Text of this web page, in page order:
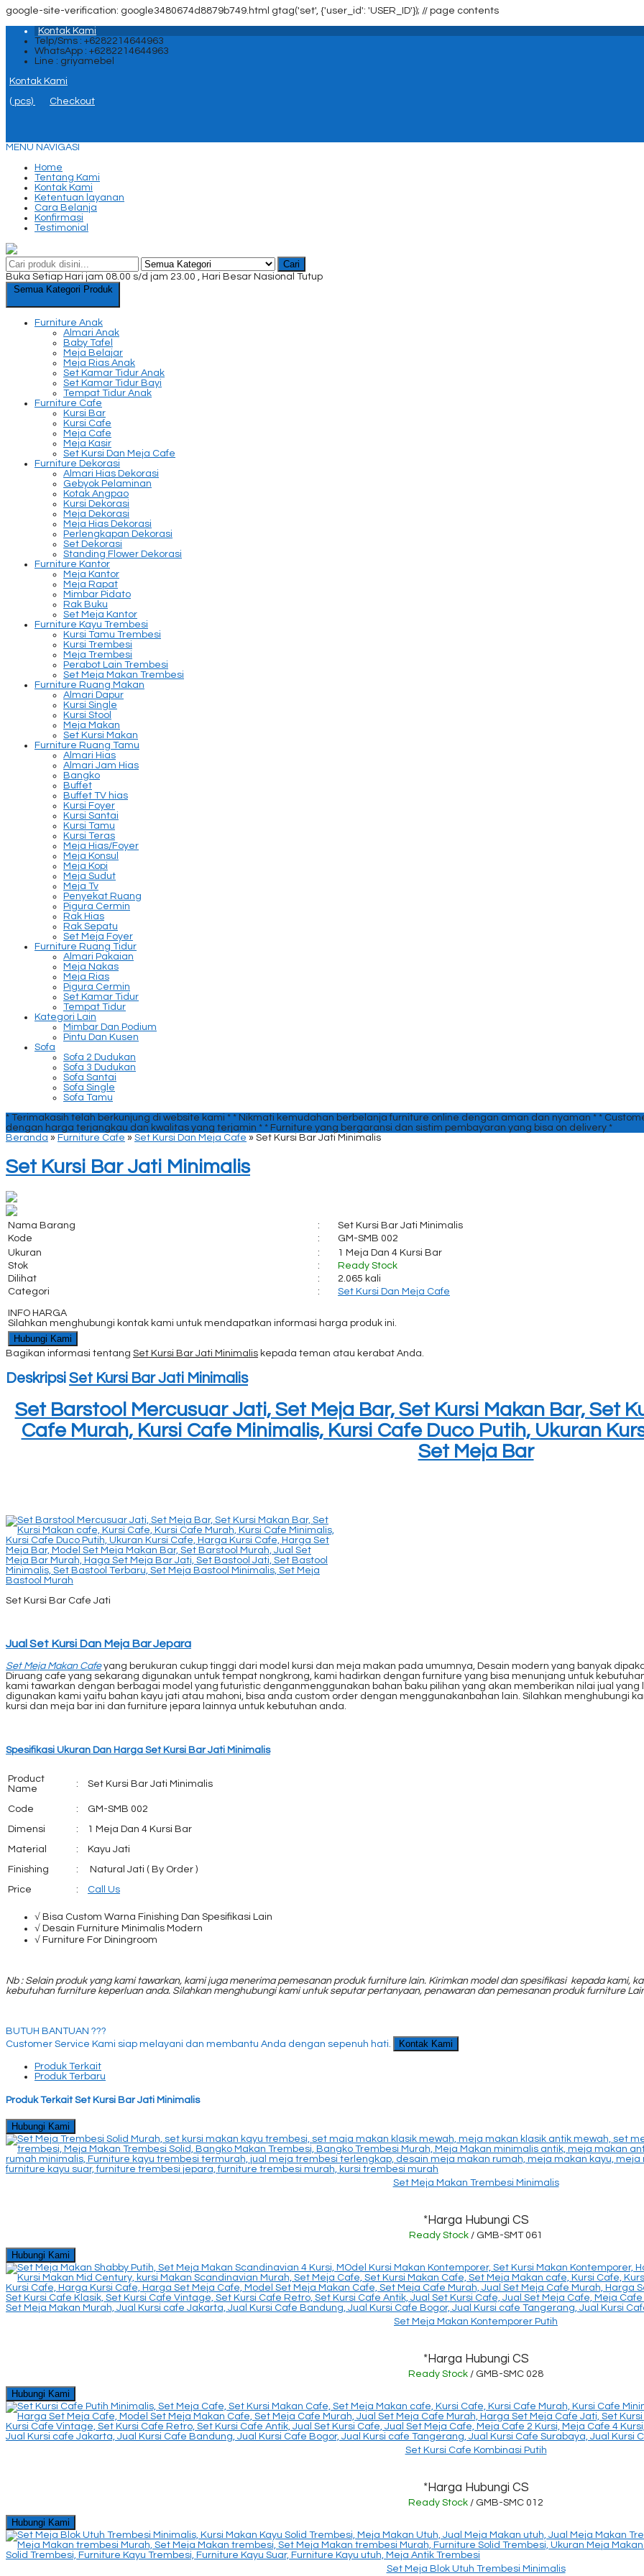
google-site-verification: google3480674d8879b749.html gtag('set', {'user_id': 'USER_ID'}); // page contents
Kontak Kami
Telp/Sms : +6282214644963
WhatsApp : +6282214644963
Line : griyamebel
Kontak Kami
( pcs) Checkout
MENU NAVIGASI
Home
Tentang Kami
Kontak Kami
Ketentuan layanan
Cara Belanja
Konfirmasi
Testimonial
Cari
Buka Setiap Hari jam 08.00 s/d jam 23.00 , Hari Besar Nasional Tutup
Semua Kategori Produk
Furniture Anak
Almari Anak
Baby Tafel
Meja Belajar
Meja Rias Anak
Set Kamar Tidur Anak
Set Kamar Tidur Bayi
Tempat Tidur Anak
Furniture Cafe
Kursi Bar
Kursi Cafe
Meja Cafe
Meja Kasir
Set Kursi Dan Meja Cafe
Furniture Dekorasi
Almari Hias Dekorasi
Gebyok Pelaminan
Kotak Angpao
Kursi Dekorasi
Meja Dekorasi
Meja Hias Dekorasi
Perlengkapan Dekorasi
Set Dekorasi
Standing Flower Dekorasi
Furniture Kantor
Meja Kantor
Meja Rapat
Mimbar Pidato
Rak Buku
Set Meja Kantor
Furniture Kayu Trembesi
Kursi Tamu Trembesi
Kursi Trembesi
Meja Trembesi
Perabot Lain Trembesi
Set Meja Makan Trembesi
Furniture Ruang Makan
Almari Dapur
Kursi Single
Kursi Stool
Meja Makan
Set Kursi Makan
Furniture Ruang Tamu
Almari Hias
Almari Jam Hias
Bangko
Buffet
Buffet TV hias
Kursi Foyer
Kursi Santai
Kursi Tamu
Kursi Teras
Meja Hias/Foyer
Meja Konsul
Meja Kopi
Meja Sudut
Meja Tv
Penyekat Ruang
Pigura Cermin
Rak Hias
Rak Sepatu
Set Meja Foyer
Furniture Ruang Tidur
Almari Pakaian
Meja Nakas
Meja Rias
Pigura Cermin
Set Kamar Tidur
Tempat Tidur
Kategori Lain
Mimbar Dan Podium
Pintu Dan Kusen
Sofa
Sofa 2 Dudukan
Sofa 3 Dudukan
Sofa Santai
Sofa Single
Sofa Tamu
* Terimakasih telah berkunjung di website kami * * Nikmati kemudahan berbelanja furniture online dengan aman dan nyaman * *
dengan harga terjangkau dan kwalitas yang terjamin * * Furniture yang bergaransi dan sistim pembayaran yang bisa on delivery *
Beranda » Furniture Cafe » Set Kursi Dan Meja Cafe » Set Kursi Bar Jati Minimalis
Set Kursi Bar Jati Minimalis
Nama Barang :
Set Kursi Bar Jati Minimalis
Kode
:
GM-SMB 002
Ukuran
:
1 Meja Dan 4 Kursi Bar
Stok
:
Ready Stock
Dilihat
:
2.065 kali
Categori
: Set Kursi Dan Meja Cafe
INFO HARGA
Silahkan menghubungi kontak kami untuk mendapatkan informasi harga produk ini.
Hubungi Kami
Bagikan informasi tentang Set Kursi Bar Jati Minimalis kepada teman atau kerabat Anda.
DeskripsiSet Kursi Bar Jati Minimalis
Set Barstool Mercusuar Jati, Set Meja Bar, Set Kursi Makan Bar, Set
Cafe Murah, Kursi Cafe Minimalis, Kursi Cafe Duco Putih, Ukuran
Set Meja Bar
Set Kursi Bar Cafe Jati
Jual Set Kursi Dan Meja Bar Jepara
Set Meja Makan Cafeyang berukuran cukup tinggi dari model kursi dan meja makan pada umumnya, Desain modern yang banyak
Diruang cafe yang sekarang digunakan untuk tempat nongkrong, kami hadirkan dengan furniture yang bisa menunjang untuk
kami tawarkan dengan berbagai model yang futuristic denganmenggunakan bahan baku pilihan yang akan memberikan nilai jual
digunakan kami yaitu bahan kayu jati atau mahoni, bisa anda custom order dengan menggunakanbahan lain. Silahkan menghubungi
kursi dan meja bar ini dan furniture jepara lainnya untuk kebutuhan anda.
Spesifikasi Ukuran Dan Harga Set Kursi Bar Jati Minimalis
Product
Name
: Set Kursi Bar Jati Minimalis
Code :
GM-SMB 002
Dimensi
:
1 Meja Dan 4 Kursi Bar
Material
:
Kayu Jati
Finishing
:
Natural Jati ( By Order )
Price
: Call Us
√ Bisa Custom Warna Finishing Dan Spesifikasi Lain
√ Desain Furniture Minimalis Modern
√ Furniture For Diningroom
Nb : Selain produk yang kami tawarkan, kami juga menerima pemesanan produk furniture lain. Kirimkan model dan spesifikasi kepada kami,
kebutuhan furniture keperluan anda. Silahkan menghubungi kami untuk seputar pertanyaan, penawaran dan pemesanan produk furniture
BUTUH BANTUAN ???
Customer Service Kami siap melayani dan membantu Anda dengan sepenuh hati.
Kontak Kami
Produk Terkait
Produk Terbaru
Produk Terkait Set Kursi Bar Jati Minimalis
Hubungi Kami
Set Meja Makan Trembesi Minimalis
*Harga Hubungi CS
Ready Stock / GMB-SMT 061
Hubungi Kami
Set Meja Makan Kontemporer Putih
*Harga Hubungi CS
Ready Stock / GMB-SMC 028
Hubungi Kami
Set Kursi Cafe Kombinasi Putih
*Harga Hubungi CS
Ready Stock / GMB-SMC 012
Hubungi Kami
Set Meja Blok Utuh Trembesi Minimalis